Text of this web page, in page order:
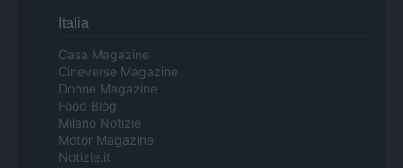
Italia
Casa Magazine
Cineverse Magazine
Donne Magazine
Food Blog
Milano Notizie
Motor Magazine
Notizie.it